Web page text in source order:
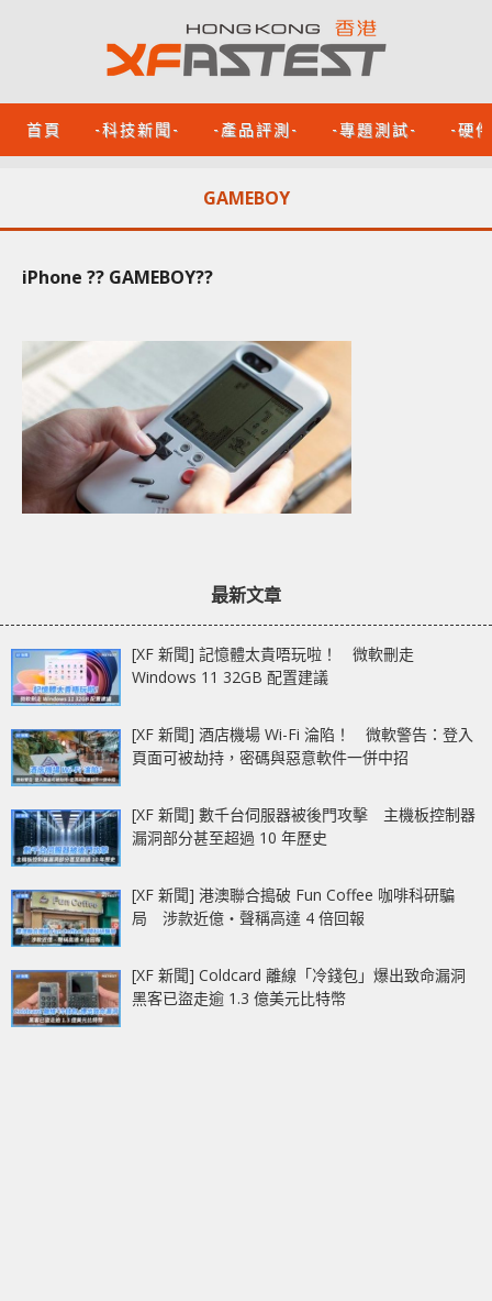
首頁 -科技新聞- -產品評測- -專題測試- -硬
GAMEBOY
iPhone ?? GAMEBOY??
最新文章
[XF 新聞] 記憶體太貴唔玩啦！ 微軟刪走
Windows 11 32GB 配置建議
[XF 新聞] 酒店機場 Wi-Fi 淪陷！ 微軟警告：登入
頁面可被劫持，密碼與惡意軟件一併中招
[XF 新聞] 數千台伺服器被後門攻擊 主機板控制器
漏洞部分甚至超過 10 年歷史
[XF 新聞] 港澳聯合搗破 Fun Coffee 咖啡科研騙
局 涉款近億‧聲稱高達 4 倍回報
[XF 新聞] Coldcard 離線「冷錢包」爆出致命漏洞
黑客已盜走逾 1.3 億美元比特幣